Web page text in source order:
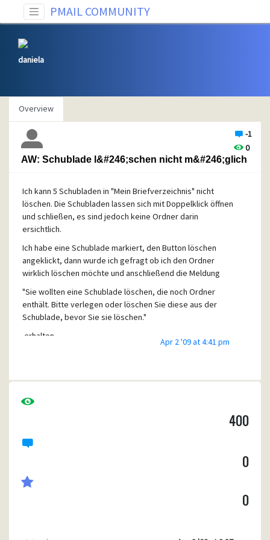
PMAIL COMMUNITY
daniela
Overview
-1
0
AW: Schublade l&#246;schen nicht m&#246;glich
Ich kann 5 Schubladen in "Mein Briefverzeichnis" nicht
löschen. Die Schubladen lassen sich mit Doppelklick öffnen
und schließen, es sind jedoch keine Ordner darin
ersichtlich.
Ich habe eine Schublade markiert, den Button löschen
angeklickt, dann wurde ich gefragt ob ich den Ordner
wirklich löschen möchte und anschließend die Meldung
"Sie wollten eine Schublade löschen, die noch Ordner
enthält. Bitte verlegen oder löschen Sie diese aus der
Schublade, bevor Sie sie löschen."
erhalten.
Apr 2 '09 at 4:41 pm
400
0
0